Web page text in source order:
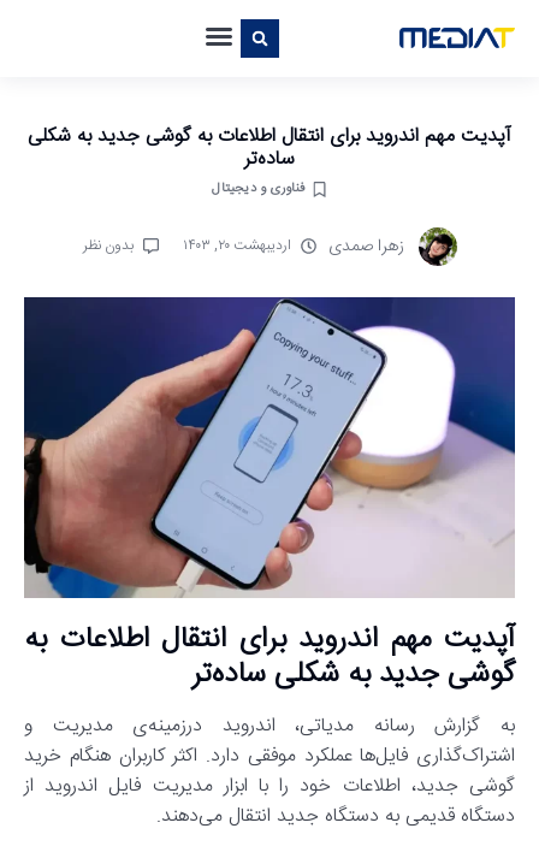
آپدیت مهم اندروید برای انتقال اطلاعات به گوشی جدید به شکلی
ساده‌تر
فناوری و دیجیتال
زهرا صمدی اردیبهشت ۲۰, ۱۴۰۳ بدون نظر
آپدیت مهم اندروید برای انتقال اطلاعات به
گوشی جدید به شکلی ساده‌تر
به گزارش رسانه مدیاتی، اندروید درزمینه‌ی مدیریت و
اشتراک‌گذاری فایل‌ها عملکرد موفقی دارد. اکثر کاربران هنگام خرید
گوشی جدید، اطلاعات خود را با ابزار مدیریت فایل اندروید از
دستگاه قدیمی به دستگاه جدید انتقال می‌دهند.